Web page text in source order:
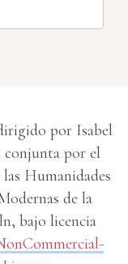
por Isabel
conjunta por el
Humanidades
de la
bajo licencia